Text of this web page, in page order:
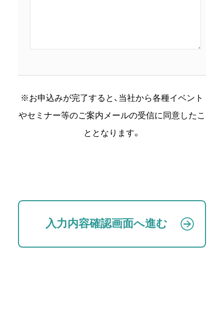
※お申込みが完了すると、当社から各種イベント
やセミナー等のご案内メールの受信に同意したこ
ととなります。
入力内容確認画面へ進む